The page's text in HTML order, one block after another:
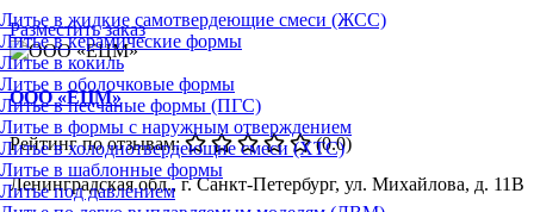
Литье в жидкие самотвердеющие смеси (ЖСС)
Литье в керамические формы
Литье в кокиль
Литье в оболочковые формы
Литье в песчаные формы (ПГС)
Литье в формы с наружным отверждением
Литье в холоднотвердеющие смеси (ХТС)
Литье в шаблонные формы
Литье под давлением
Разместить заказ
ООО «ЕЦМ»
Рейтинг по отзывам:
(0.0)
Ленинградская обл., г. Санкт-Петербург, ул. Михайлова, д. 11В